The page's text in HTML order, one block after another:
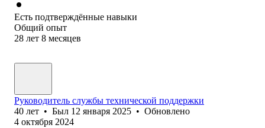
Есть подтверждённые навыки
Общий опыт
28 лет 8 месяцев
Руководитель службы технической поддержки
40 лет • Был 12 января 2025 • Обновлено
4 октября 2024